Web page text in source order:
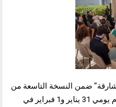
صُنع في الشارقة” ضمن النسخة التاسعة من
مهرجان الشارقة لريادة الأعمال 2026، الذي يُقام يومي 31 يناير و1 فبراير في